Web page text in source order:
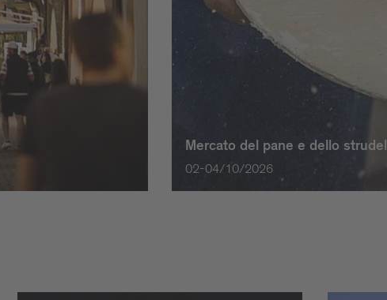
Mercato del pane e dello strudel
02-04/10/2026